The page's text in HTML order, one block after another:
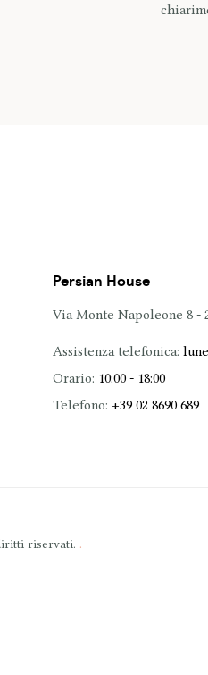
Persian House
Via Monte Napoleone 8 -
Assistenza telefonica:
Orario: 10:00 - 18:00
Telefono: +39 02 8690 689
riservati. .